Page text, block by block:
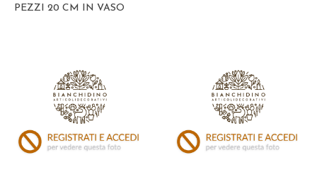
PEZZI 20 CM IN VASO